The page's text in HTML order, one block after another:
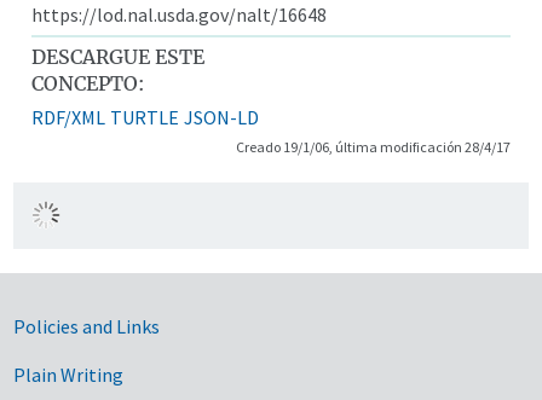
https://lod.nal.usda.gov/nalt/16648
DESCARGUE ESTE
CONCEPTO:
RDF/XML TURTLE JSON-LD
Creado 19/1/06, última modificación 28/4/17
Government Links
Policies and Links
Plain Writing